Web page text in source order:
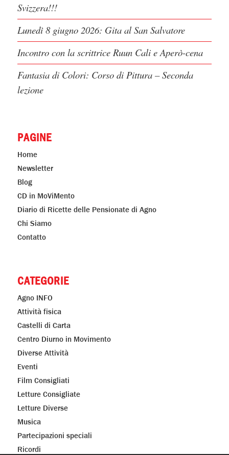
Svizzera!!!
Lunedì 8 giugno 2026: Gita al San Salvatore
Incontro con la scrittrice Ruun Cali e Aperò-cena
Fantasia di Colori: Corso di Pittura – Seconda
lezione
PAGINE
Home
Newsletter
Blog
CD in MoViMento
Diario di Ricette delle Pensionate di Agno
Chi Siamo
Contatto
CATEGORIE
Agno INFO
Attività fisica
Castelli di Carta
Centro Diurno in Movimento
Diverse Attività
Eventi
Film Consigliati
Letture Consigliate
Letture Diverse
Musica
Partecipazioni speciali
Ricordi